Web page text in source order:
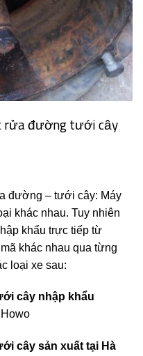
rửa đường tưới cây
đường – tưới cây: Máy
khác nhau. Tuy nhiên
khẩu trực tiếp từ
khác nhau qua từng
loại xe sau:
cây nhập khẩu
cây sản xuất tại Hà